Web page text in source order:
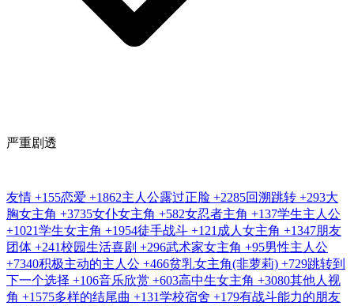
严重剧透
友情 +155恋爱 +1862主人公露过正脸 +2285回溯跳转 +293大
胸女主角 +3735女仆女主角 +582女忍者主角 +137学生主人公
+1021学生女主角 +1954徒手战斗 +121 成人女主角 +1347朋友
团体 +241校园生活喜剧 +296武术家女主角 +95男性主人公
+7340积极主动的主人公 +466贫乳女主角(非萝莉) +729跳转到
下一个选择 +106音乐欣赏 +603高中生女主角 +3080其他人视
角 +1575多样的结尾曲 +131学校宿舍 +179有战斗能力的朋友